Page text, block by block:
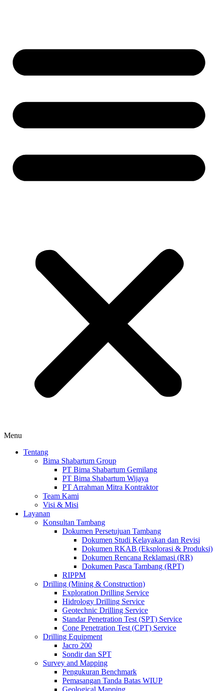
Menu
Tentang
Bima Shabartum Group
PT Bima Shabartum Gemilang
PT Bima Shabartum Wijaya
PT Arrahman Mitra Kontraktor
Team Kami
Visi & Misi
Layanan
Konsultan Tambang
Dokumen Persetujuan Tambang
Dokumen Studi Kelayakan dan Revisi
Dokumen RKAB (Eksplorasi & Produksi)
Dokumen Rencana Reklamasi (RR)
Dokumen Pasca Tambang (RPT)
RIPPM
Drilling (Mining & Construction)
Exploration Drilling Service
Hidrology Drilling Service
Geotechnic Drilling Service
Standar Penetration Test (SPT) Service
Cone Penetration Test (CPT) Service
Drilling Equipment
Jacro 200
Sondir dan SPT
Survey and Mapping
Pengukuran Benchmark
Pemasangan Tanda Batas WIUP
Geological Mapping